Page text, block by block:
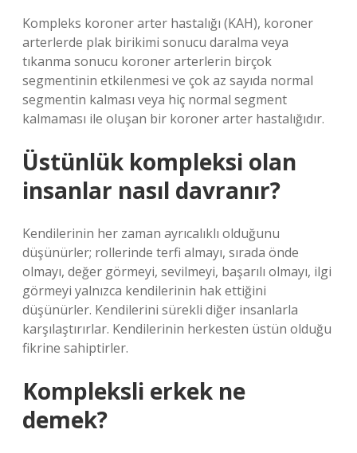
Kompleks koroner arter hastalığı (KAH), koroner
arterlerde plak birikimi sonucu daralma veya
tıkanma sonucu koroner arterlerin birçok
segmentinin etkilenmesi ve çok az sayıda normal
segmentin kalması veya hiç normal segment
kalmaması ile oluşan bir koroner arter hastalığıdır.
Üstünlük kompleksi olan
insanlar nasıl davranır?
Kendilerinin her zaman ayrıcalıklı olduğunu
düşünürler; rollerinde terfi almayı, sırada önde
olmayı, değer görmeyi, sevilmeyi, başarılı olmayı, ilgi
görmeyi yalnızca kendilerinin hak ettiğini
düşünürler. Kendilerini sürekli diğer insanlarla
karşılaştırırlar. Kendilerinin herkesten üstün olduğu
fikrine sahiptirler.
Kompleksli erkek ne
demek?